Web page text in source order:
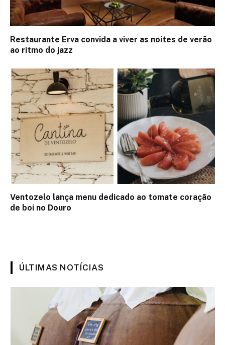
Restaurante Erva convida a viver as noites de verão
ao ritmo do jazz
Ventozelo lança menu dedicado ao tomate coração
de boi no Douro
ÚLTIMAS NOTÍCIAS